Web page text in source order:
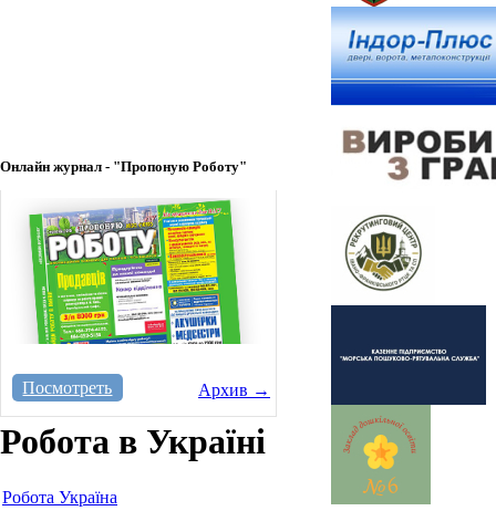
Онлайн журнал - "Пропоную Роботу"
Архив →
Посмотреть
Робота в Україні
Робота Україна